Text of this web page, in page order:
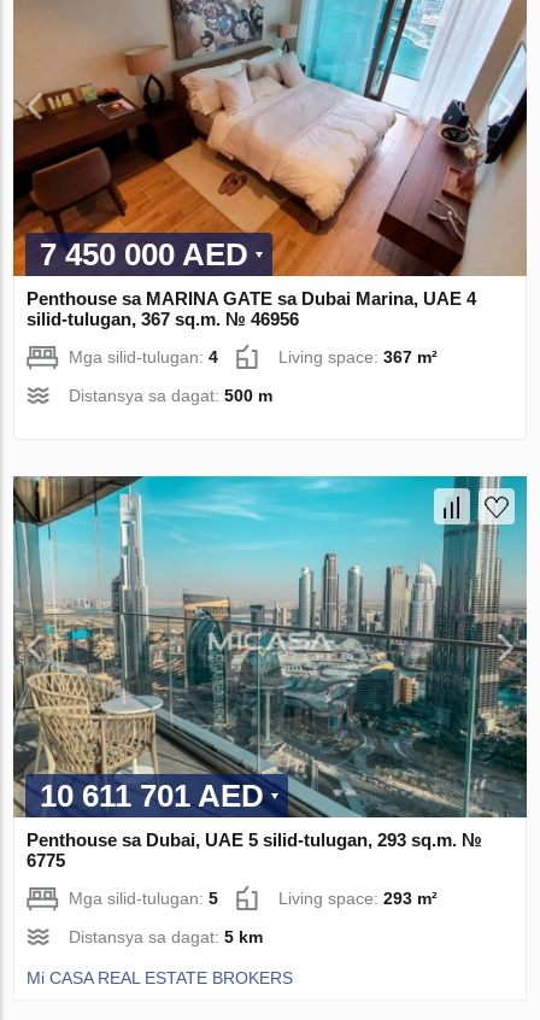
7 450 000 AED
Penthouse sa MARINA GATE sa Dubai Marina, UAE 4
silid-tulugan, 367 sq.m. № 46956
Mga silid-tulugan:4 Living space:367 m²
Distansya sa dagat:500 m
10 611 701 AED
Penthouse sa Dubai, UAE 5 silid-tulugan, 293 sq.m. №
6775
Mga silid-tulugan:5 Living space:293 m²
Distansya sa dagat:5 km
Mi CASA REAL ESTATE BROKERS